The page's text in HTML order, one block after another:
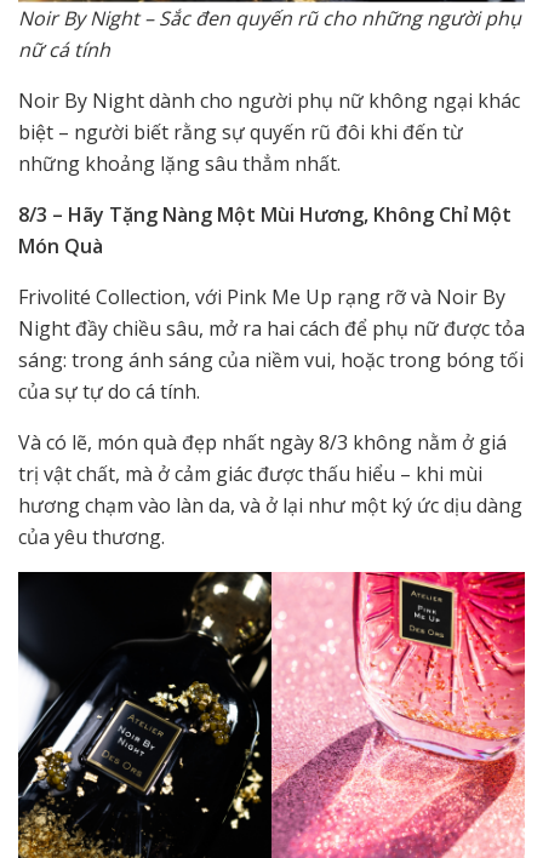
Noir By Night – Sắc đen quyến rũ cho những người phụ
nữ cá tính
Noir By Night dành cho người phụ nữ không ngại khác
biệt – người biết rằng sự quyến rũ đôi khi đến từ
những khoảng lặng sâu thẳm nhất.
8/3 – Hãy Tặng Nàng Một Mùi Hương, Không Chỉ Một
Món Quà
Frivolité Collection, với Pink Me Up rạng rỡ và Noir By
Night đầy chiều sâu, mở ra hai cách để phụ nữ được tỏa
sáng: trong ánh sáng của niềm vui, hoặc trong bóng tối
của sự tự do cá tính.
Và có lẽ, món quà đẹp nhất ngày 8/3 không nằm ở giá
trị vật chất, mà ở cảm giác được thấu hiểu – khi mùi
hương chạm vào làn da, và ở lại như một ký ức dịu dàng
của yêu thương.